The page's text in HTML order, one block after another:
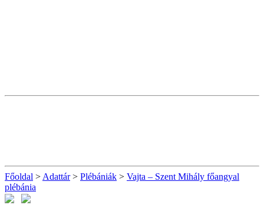
Főoldal > Adattár> Plébániák > Vajta – Szent Mihály főangyal
plébánia